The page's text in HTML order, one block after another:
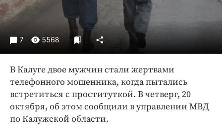
Экономика и бизнес
ПРОЕКТЫ
Медиаперсона
Интересное чтиво
Клиника года
Бренд года
7 5568
В Калуге двое мужчин стали жертвами
телефонного мошенника, когда пытались
встретиться с проституткой. В четверг, 20
октября, об этом сообщили в управлении МВД
по Калужской области.